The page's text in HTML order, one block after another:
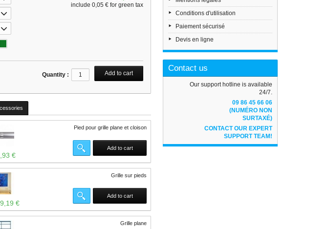
include 0,05 € for green tax
Quantity :
Pied pour grille plane et cloison
€
Add to cart
Grille sur pieds
€
Add to cart
Grille plane
Conditions d'utilisation
Paiement sécurisé
Devis en ligne
Contact us
Our support hotline is available
24/7.
09 86 45 66 06
(NUMÉRO NON
SURTAXÉ)
CONTACT OUR EXPERT
SUPPORT TEAM!